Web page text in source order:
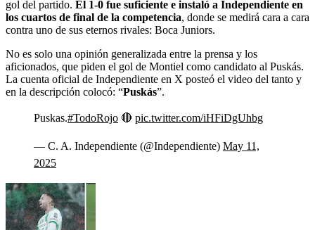
gol del partido. El 1-0 fue suficiente e instaló a Independiente en
los cuartos de final de la competencia, donde se medirá cara a cara
contra uno de sus eternos rivales: Boca Juniors.
No es solo una opinión generalizada entre la prensa y los
aficionados, que piden el gol de Montiel como candidato al Puskás.
La cuenta oficial de Independiente en X posteó el video del tanto y
en la descripción colocó: “Puskás”.
Puskas.#TodoRojo 🔴 pic.twitter.com/iHFiDgUhbg
— C. A. Independiente (@Independiente) May 11,
2025